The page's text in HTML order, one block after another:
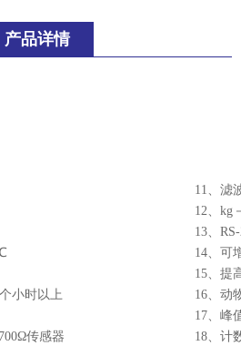
产品详情
小时以上
传感器
11、滤
12、kg
13、
14、可
15、提
16、动
17、峰
18、计